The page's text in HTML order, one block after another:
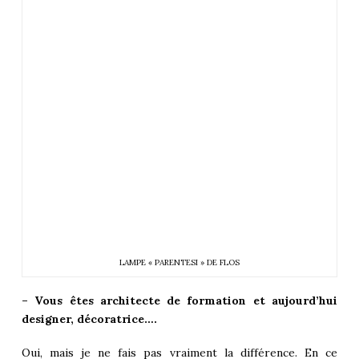
LAMPE « PARENTESI » DE FLOS
– Vous êtes architecte de formation et aujourd’hui
designer, décoratrice….
Oui, mais je ne fais pas vraiment la différence. En ce